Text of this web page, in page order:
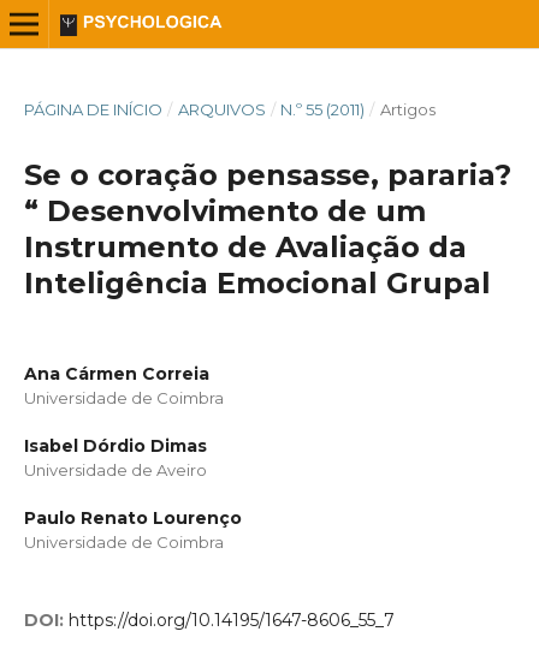
PÁGINA DE INÍCIO / ARQUIVOS / N.º 55 (2011) / Artigos
Se o coração pensasse, pararia?
“ Desenvolvimento de um
Instrumento de Avaliação da
Inteligência Emocional Grupal
Ana Cármen Correia
Universidade de Coimbra
Isabel Dórdio Dimas
Universidade de Aveiro
Paulo Renato Lourenço
Universidade de Coimbra
DOI: https://doi.org/10.14195/1647-8606_55_7